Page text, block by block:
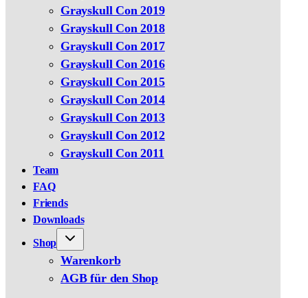
Grayskull Con 2019
Grayskull Con 2018
Grayskull Con 2017
Grayskull Con 2016
Grayskull Con 2015
Grayskull Con 2014
Grayskull Con 2013
Grayskull Con 2012
Grayskull Con 2011
Team
FAQ
Friends
Downloads
Shop
Warenkorb
AGB für den Shop